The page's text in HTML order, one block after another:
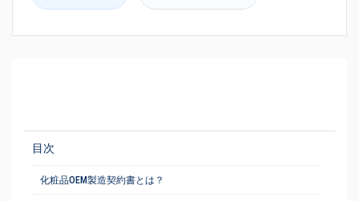
目次
化粧品OEM製造契約書とは？